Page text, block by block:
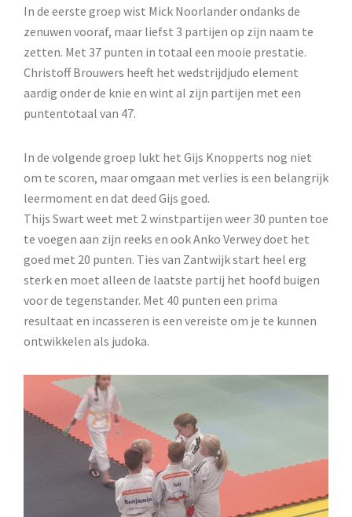
In de eerste groep wist Mick Noorlander ondanks de
zenuwen vooraf, maar liefst 3 partijen op zijn naam te
zetten. Met 37 punten in totaal een mooie prestatie.
Christoff Brouwers heeft het wedstrijdjudo element
aardig onder de knie en wint al zijn partijen met een
puntentotaal van 47.
In de volgende groep lukt het Gijs Knopperts nog niet
om te scoren, maar omgaan met verlies is een belangrijk
leermoment en dat deed Gijs goed.
Thijs Swart weet met 2 winstpartijen weer 30 punten toe
te voegen aan zijn reeks en ook Anko Verwey doet het
goed met 20 punten. Ties van Zantwijk start heel erg
sterk en moet alleen de laatste partij het hoofd buigen
voor de tegenstander. Met 40 punten een prima
resultaat en incasseren is een vereiste om je te kunnen
ontwikkelen als judoka.